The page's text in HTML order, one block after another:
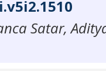
Satar,